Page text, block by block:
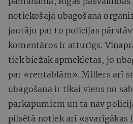
notiekošajā ubagošanā
jautāju par to policijas
komentāros ir atturīgs.
tiek biežāk apmeklētas, jo
par «rentablām». Millers arī
ubagošana ir tikai viens no
pārkāpumiem un tā nav
pilsētā notiek arī «svarīgākas